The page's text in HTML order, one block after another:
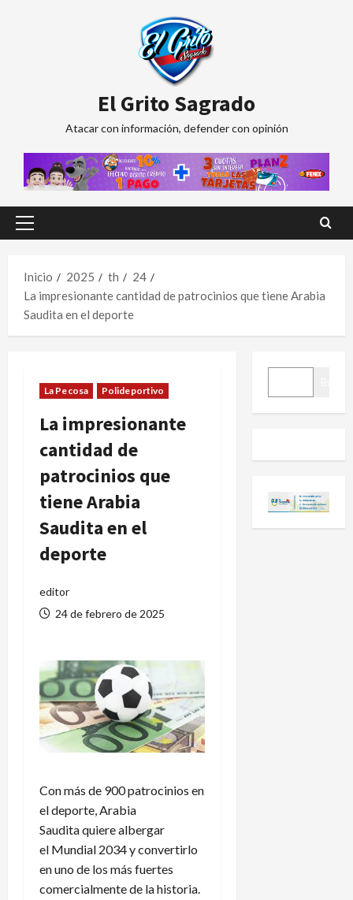
El Grito Sagrado
Atacar con información, defender con opinión
Menú
Inicio
2025 th
24
La impresionante cantidad de patrocinios que tiene Arabia
Saudita en el deporte
La Pecosa Polideportivo
La impresionante
cantidad de
patrocinios que
tiene Arabia
Saudita en el
deporte
editor
24 de febrero de 2025
Con más de 900 patrocinios en
el deporte, Arabia
Saudita quiere albergar
el Mundial 2034 y convertirlo
en uno de los más fuertes
comercialmente de la historia.